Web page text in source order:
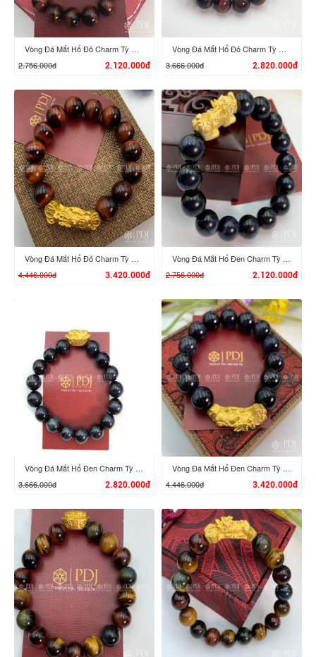
XEM CHI TIẾT
Vòng Đá Mắt Hổ Đỏ Charm Tỳ Hưu Vàng 24k
2.756.000đ
2.120.000đ
XEM CHI TIẾT
Vòng Đá Mắt Hổ Đỏ Charm Tỳ Hưu Cưỡi Đĩnh Vàng 24K
3.666.000đ
2.820.000đ
XEM CHI TIẾT
Vòng Đá Mắt Hổ Đỏ Charm Tỳ Hưu Cưỡi Gậy Như Ý Vàng 24K
4.446.000đ
3.420.000đ
XEM CHI TIẾT
Vòng Đá Mắt Hổ Đen Charm Tỳ Hưu Vàng 24K
2.756.000đ
2.120.000đ
XEM CHI TIẾT
Vòng Đá Mắt Hổ Đen Charm Tỳ Hưu Cưỡi Đĩnh Vàng 24K
3.666.000đ
2.820.000đ
XEM CHI TIẾT
Vòng Đá Mắt Hổ Đen Charm Tỳ Hưu Cưỡi Gậy Như Ý Vàng 24K
4.446.000đ
3.420.000đ